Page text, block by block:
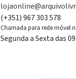
(+351) 967 303 578
Chamada para rede móvel
Segunda a Sexta das